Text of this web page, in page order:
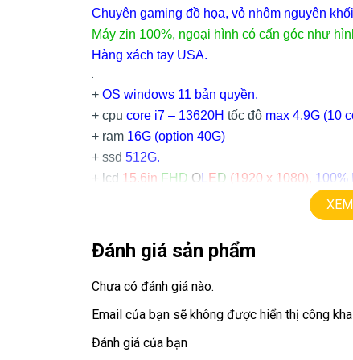
Chuyên gaming đồ họa, vỏ nhôm nguyên
Máy zin 100%, ngoại hình có cấn góc như
Hàng xách tay USA.
.
+ OS windows 11 bản quyền.
+ cpu core i7 – 13620H tốc độ max 4.9G (10
+ ram 16G (option 40G)
+ ssd 512G.
+ lcd 15.6in FHD OL ED (1920 x 1080), 100%
==> vga rời Nvida RTX3050
+ usb 3.0, HDMI, usb type C, Lanport…
+ Pin 5h
.
Giá:16.9 tr Asus Q530VJ core i7 13620H,
Đánh giá sản phẩm
Chưa có đánh giá nào.
Email của bạn sẽ không được hiển thị công
Đánh giá của bạn